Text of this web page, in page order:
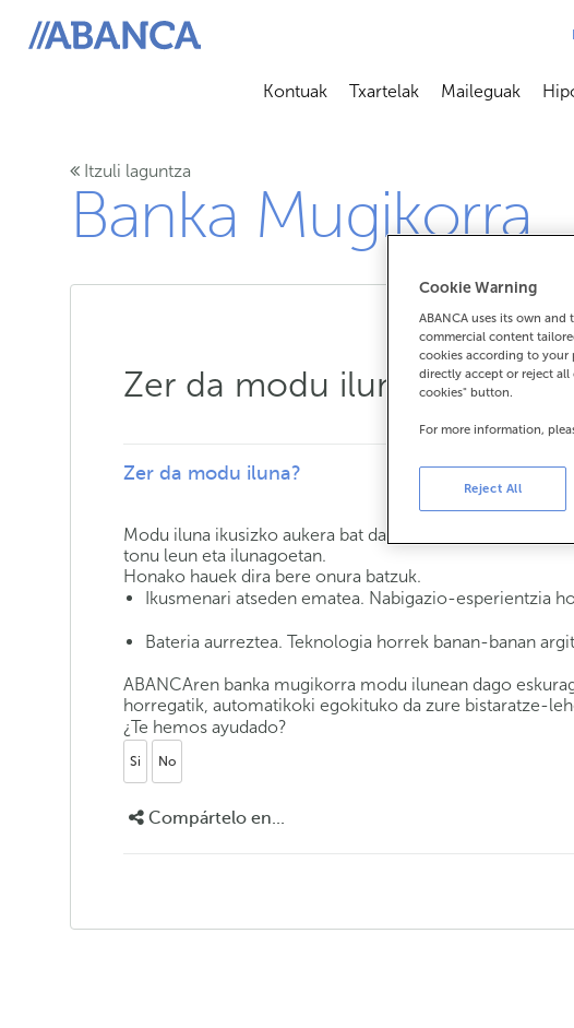
ABANCA
Kontuak
Abrir submenú
Txartelak
Abrir submenú
Maileguak
Itzuli laguntza
Banka Mugikorra
Zer da modu iluna?
Zer da modu iluna?
Modu iluna ikusizko aukera bat da, webgune edo
tonu leun eta ilunagoetan.
Honako hauek dira bere onura batzuk.
Ikusmenari atseden ematea. Nabigazio-esperientzia
Bateria aurreztea. Teknologia horrek banan-banan
ABANCAren banka mugikorra modu ilunean dago
horregatik, automatikoki egokituko da zure bistaratze-
¿Te hemos ayudado?
Si No
Compártelo en...
Cookie Warning
ABANCA uses its own
commercial content
cookies according to your
directly accept or reject
cookies" button.
For more information,
Reject All